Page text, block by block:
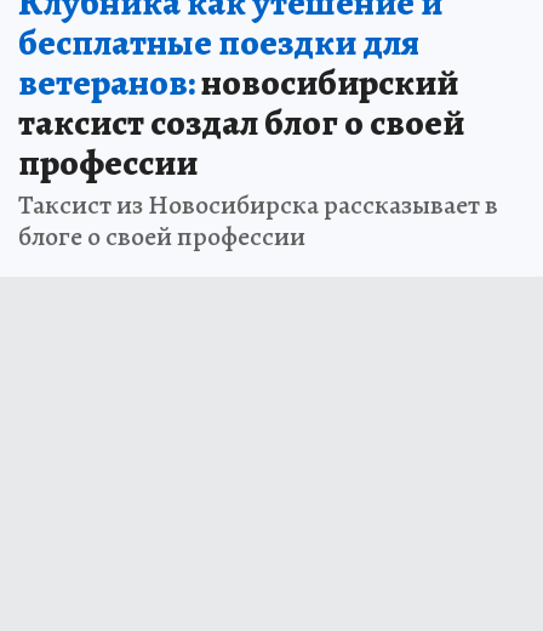
бесплатные поездки для
ветеранов:новосибирский
таксист создал блог о своей
профессии
Таксист из Новосибирска рассказывает в
блоге о своей профессии